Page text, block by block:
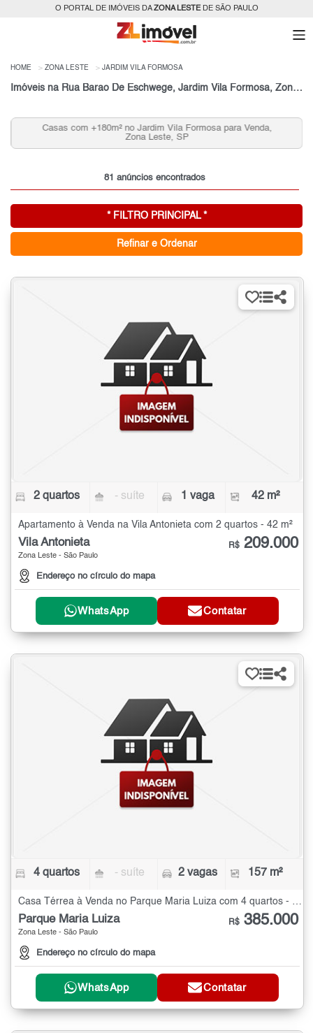
O PORTAL DE IMÓVEIS DAZONA LESTEDE SÃO PAULO
HOME ZONA LESTE JARDIM VILA FORMOSA
Imóveis na Rua Barao De Eschwege, Jardim Vila Formosa, Zona Leste, São Paulo, SP
Casas com +180m² no Jardim Vila Formosa para Venda,
Zona Leste, SP
81 anúncios encontrados
* FILTRO PRINCIPAL *
Refinar e Ordenar
2 quartos - suíte 1 vaga 42 m²
Apartamento à Venda na Vila Antonieta com 2 quartos - 42 m²
Vila Antonieta
Zona Leste - São Paulo
Endereço no círculo do mapa
R$ 209.000
WhatsApp Contatar
4 quartos - suíte 2 vagas 157 m²
Casa Térrea à Venda no Parque Maria Luiza com 4 quartos - 157 m²
Parque Maria Luiza
Zona Leste - São Paulo
Endereço no círculo do mapa
R$ 385.000
WhatsApp Contatar